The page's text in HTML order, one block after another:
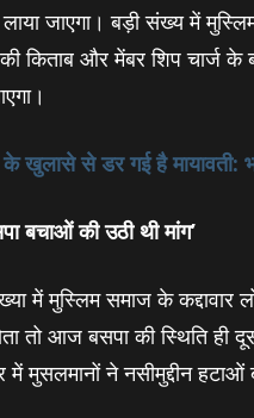
जाएगा। बड़ी संख्‍य में
किताब और मेंबर शिप चार्ज
के खुलासे से डर गई है मायावती:
बचाओं की उठी थी मांग’
में मुस्लिम समाज के कद्दावार
तो आज बसपा की स्थिति ही
मुसलमानों ने नसीमुद्दीन